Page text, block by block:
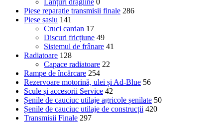
Lanțuri dragline 0
Piese reparație transmisii finale 286
Piese șasiu 141
Cruci cardan 17
Discuri fricțiune 49
Sistemul de frânare 41
Radiatoare 128
Capace radiatoare 22
Rampe de încărcare 254
Rezervoare motorină, ulei și Ad-Blue 56
Scule și accesorii Service 42
Șenile de cauciuc utilaje agricole șenilate 50
Șenile de cauciuc utilaje de construcții 420
Transmisii Finale 297